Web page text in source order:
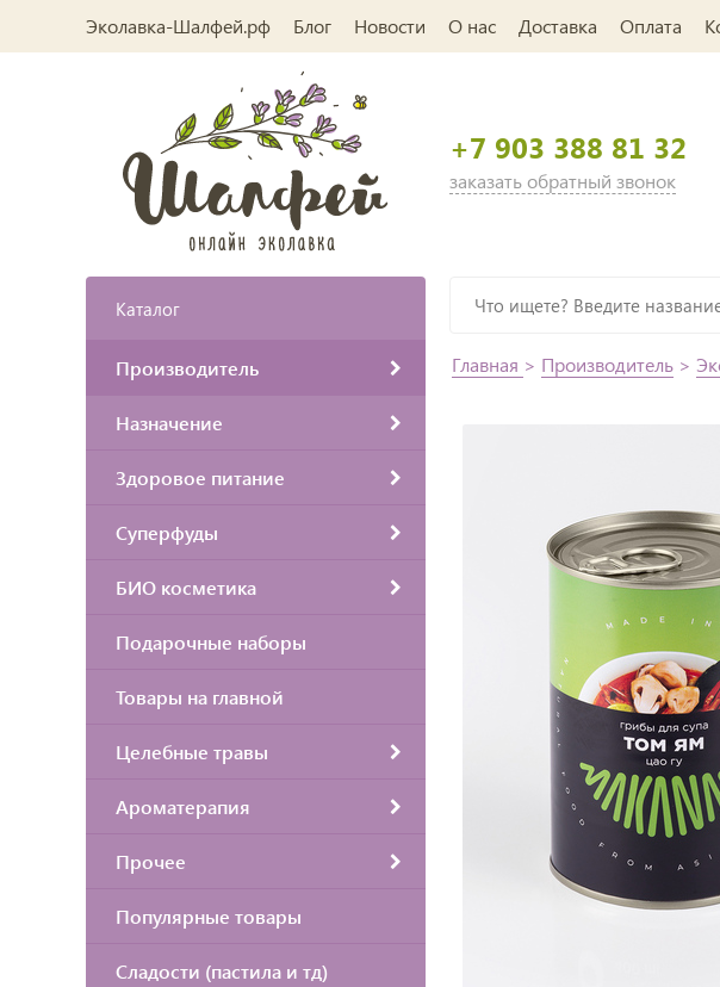
Эколавка-Шалфей.рф Блог Новости О нас Доставка Оплата
+7 903 388 81 32
заказать обратный звонок
Каталог
Производитель
Назначение
Здоровое питание
Суперфуды
БИО косметика
Подарочные наборы
Товары на главной
Целебные травы
Ароматерапия
Прочее
Популярные товары
Сладости (пастила и тд)
Главная > Производитель >